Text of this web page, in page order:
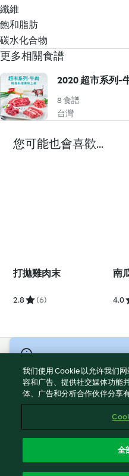
纖維
飽和脂肪
碳水化合物
更多相關食譜
2020 超市系列-
8 食譜
台灣
您可能也會喜歡...
打拋雞肉末
2.8 (6)
南
4.0
服務條款
隱私權政策
網頁所有權
回報内容
我们使用 Cookie 以允许我们
容和广告、提供社交媒体功能
体、广告和分析合作伙伴分享
全